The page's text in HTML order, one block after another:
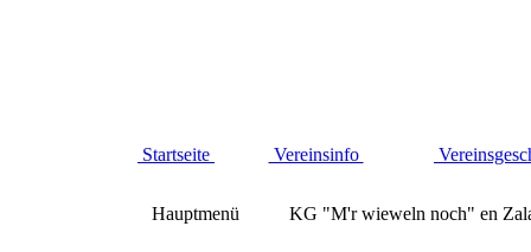
Startseite Vereinsinfo
Hauptmenü KG "M'r wieweln noch" en